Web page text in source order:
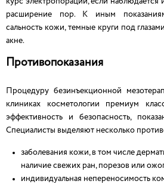
расширение пор. К иным
сальность кожи, темные круги под
акне.
Противопоказания
Процедуру безинъекционной
клиниках косметологии премиум
эффективность и безопасность,
Специалисты выделяют несколько
заболевания кожи, в том числе
наличие свежих ран, порезов или
индивидуальная непереносимость